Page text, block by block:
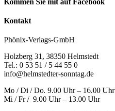
Kontakt
Phönix-Verlags-GmbH
Holzberg 31, 38350 Helmstedt
Tel.: 0 53 51 / 5 44 55 0
info@helmstedter-sonntag.de
Mo / Di / Do. 9.00 Uhr – 16.00 Uhr
Mi / Fr / 9.00 Uhr – 13.00 Uhr